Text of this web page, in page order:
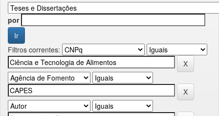
por
Filtros correntes: